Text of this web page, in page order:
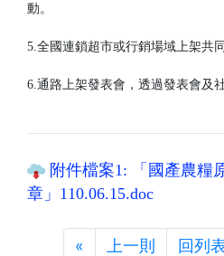
動。
5.全國連鎖超市或行銷場域上架共
6.通路上架發表會，透過發表會及
附件檔案1: 「國產農糧
章」110.06.15.doc
« Previous
上一則 回列